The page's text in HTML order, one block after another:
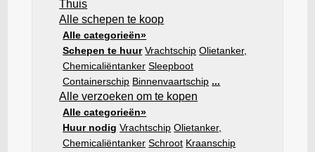
Thuis
Alle schepen te koop
Alle categorieën»
Schepen te huur Vrachtschip Olietanker,
Chemicaliëntanker Sleepboot
Containerschip Binnenvaartschip ...
Alle verzoeken om te kopen
Alle categorieën»
Huur nodig Vrachtschip Olietanker,
Chemicaliëntanker Schroot Kraanschip